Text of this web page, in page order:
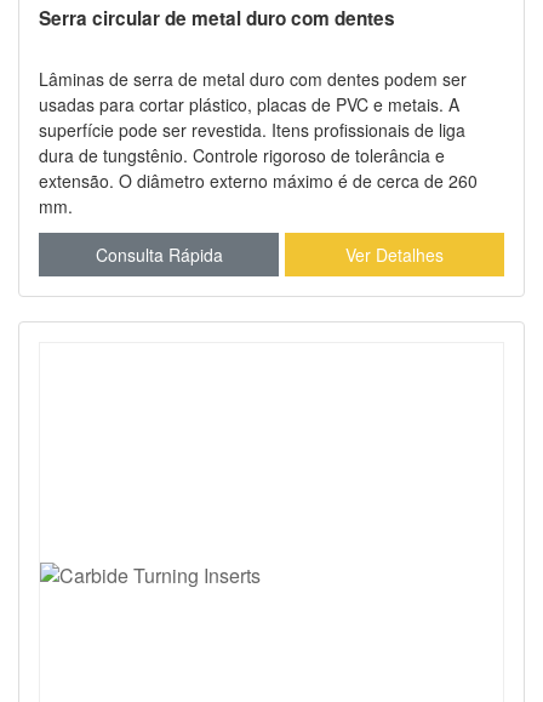
Serra circular de metal duro com dentes
Lâminas de serra de metal duro com dentes podem ser
usadas para cortar plástico, placas de PVC e metais. A
superfície pode ser revestida. Itens profissionais de liga
dura de tungstênio. Controle rigoroso de tolerância e
extensão. O diâmetro externo máximo é de cerca de 260
mm.
Consulta Rápida Ver Detalhes